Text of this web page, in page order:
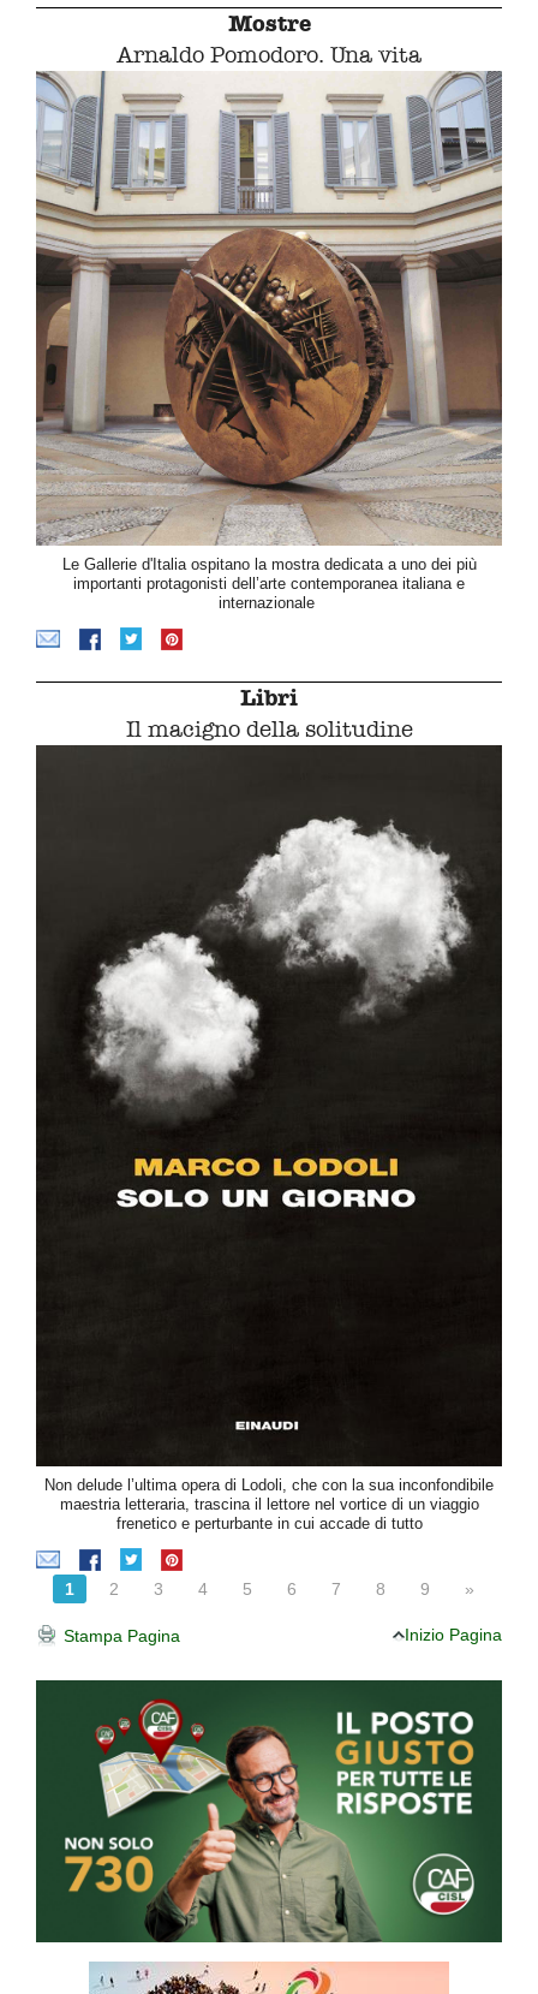
Mostre
Arnaldo Pomodoro. Una vita
Le Gallerie d'Italia ospitano la mostra dedicata a uno dei più
importanti protagonisti dell’arte contemporanea italiana e
internazionale
Libri
Il macigno della solitudine
Non delude l’ultima opera di Lodoli, che con la sua inconfondibile
maestria letteraria, trascina il lettore nel vortice di un viaggio
frenetico e perturbante in cui accade di tutto
1 2 3 4 5 6 7 8 9 »
Stampa Pagina Inizio Pagina